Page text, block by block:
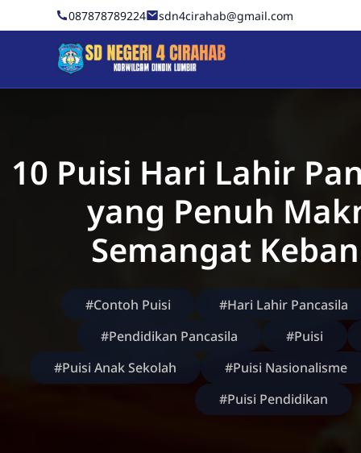
Skip to Content087878789224 sdn4cirahab@gmail.com
Sekolah Dasar Negeri 4
10 Puisi Hari Lahir
yang Penuh
Semangat
#Contoh Puisi #Hari Lahir Pancasila
#Pendidikan Pancasila
#Puisi
#Puisi Anak Sekolah
#Puisi Nasionalisme
#Puisi Pendidikan